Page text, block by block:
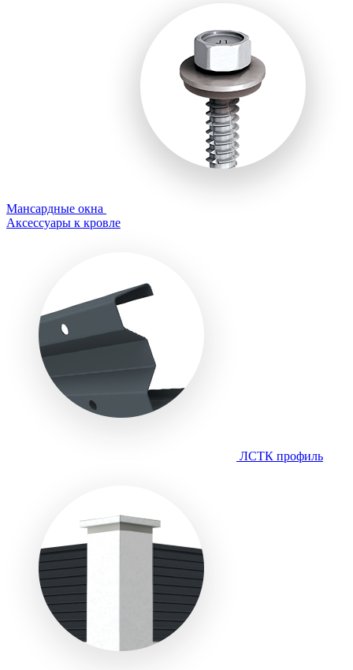
Мансардные окна
Аксессуары к кровле
ЛСТК профиль